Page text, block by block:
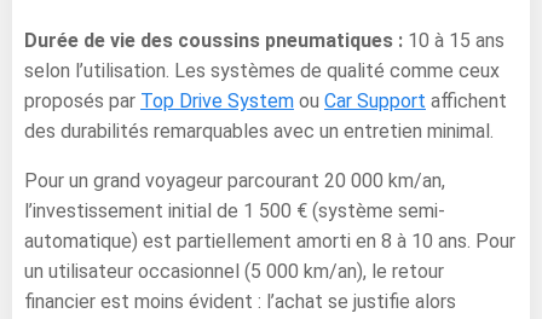
Durée de vie des coussins pneumatiques : 10 à 15 ans
selon l’utilisation. Les systèmes de qualité comme ceux
proposés par Top Drive System ou Car Support affichent
des durabilités remarquables avec un entretien minimal.
Pour un grand voyageur parcourant 20 000 km/an,
l’investissement initial de 1 500 € (système semi-
automatique) est partiellement amorti en 8 à 10 ans. Pour
un utilisateur occasionnel (5 000 km/an), le retour
financier est moins évident : l’achat se justifie alors